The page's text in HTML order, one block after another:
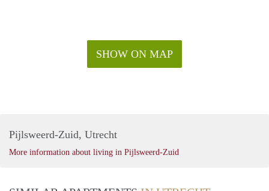
SHOW ON MAP
Pijlsweerd-Zuid, Utrecht
More information about living in Pijlsweerd-Zuid